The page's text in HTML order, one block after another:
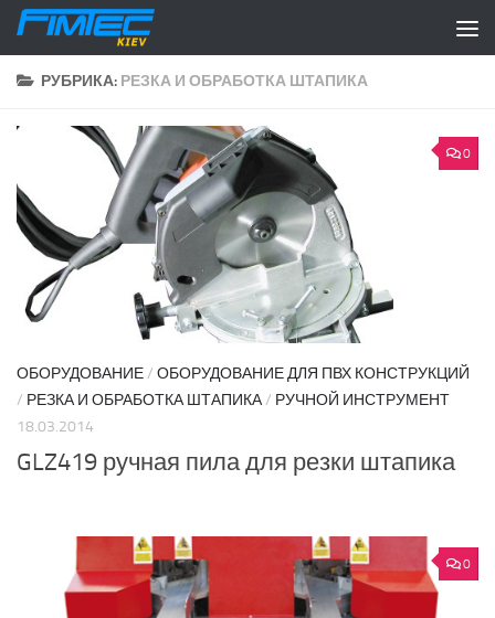
Перейти к содержимому
РУБРИКА: РЕЗКА И ОБРАБОТКА ШТАПИКА
0
ОБОРУДОВАНИЕ/ ОБОРУДОВАНИЕ ДЛЯ ПВХ КОНСТРУКЦИЙ
/ РЕЗКА И ОБРАБОТКА ШТАПИКА/ РУЧНОЙ ИНСТРУМЕНТ
18.03.2014
GLZ419 ручная пила для резки штапика
0